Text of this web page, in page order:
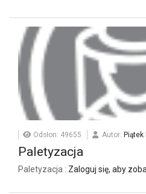
Odsłon: 49655 Autor: Piątek
Paletyzacja
Paletyzacja : Zaloguj się, aby